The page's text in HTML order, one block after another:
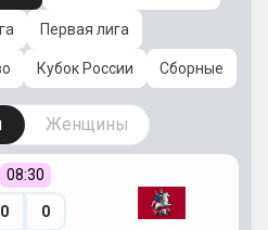
Первая лига
Кубок России Сборные
Женщины
08:30
0 0